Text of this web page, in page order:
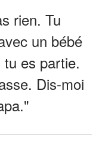
rien. Tu
un bébé
es partie.
Dis-moi